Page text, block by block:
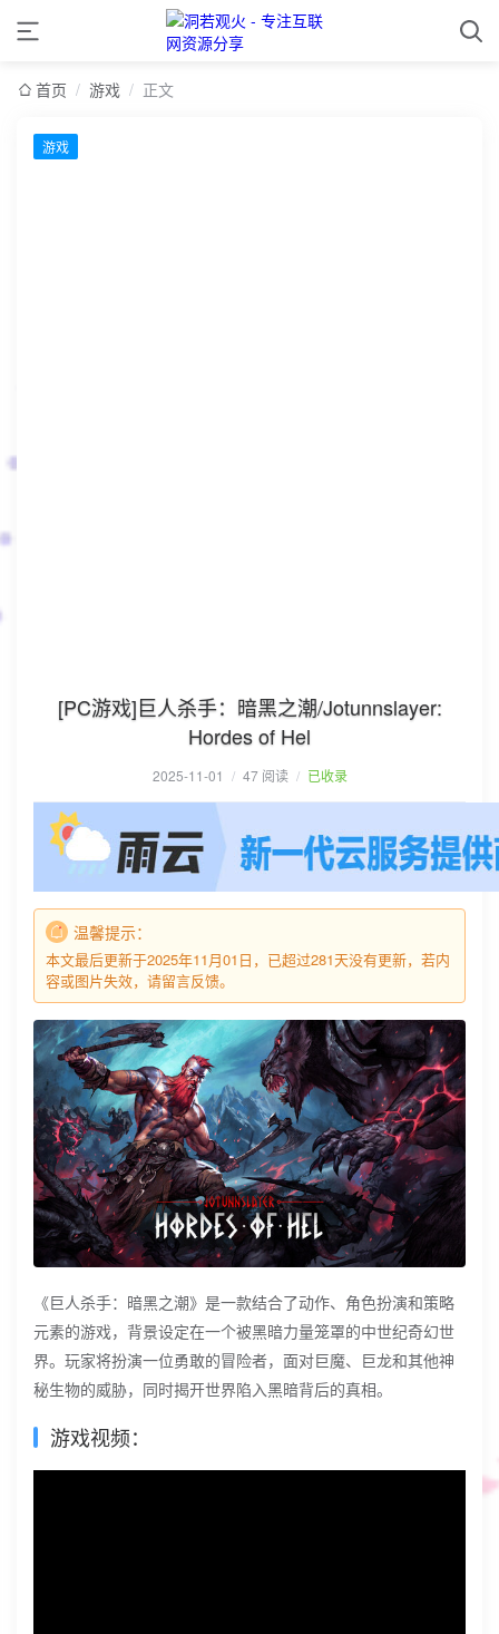
首页 / 游戏 / 正文
游戏
[PC游戏]巨人杀手：暗黑之潮/Jotunnslayer:
Hordes of Hel
2025-11-01 / 47 阅读 / 已收录
温馨提示：
本文最后更新于2025年11月01日，已超过281天没有更新，若内
容或图片失效，请留言反馈。
《巨人杀手：暗黑之潮》是一款结合了动作、角色扮演和策略
元素的游戏，背景设定在一个被黑暗力量笼罩的中世纪奇幻世
界。玩家将扮演一位勇敢的冒险者，面对巨魔、巨龙和其他神
秘生物的威胁，同时揭开世界陷入黑暗背后的真相。
游戏视频：